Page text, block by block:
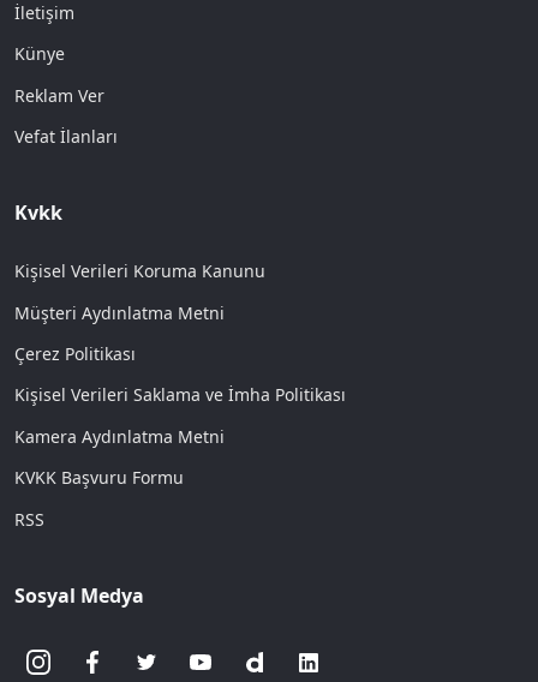
İletişim
Künye
Reklam Ver
Vefat İlanları
Kvkk
Kişisel Verileri Koruma Kanunu
Müşteri Aydınlatma Metni
Çerez Politikası
Kişisel Verileri Saklama ve İmha Politikası
Kamera Aydınlatma Metni
KVKK Başvuru Formu
RSS
Sosyal Medya